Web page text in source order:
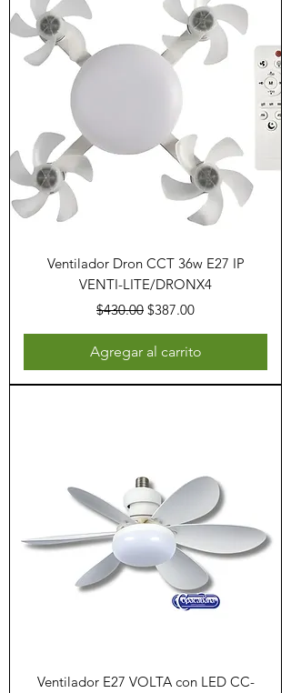
Ventilador Dron CCT 36w E27 IP
VENTI-LITE/DRONX4
Precio
$430.00 Precio de oferta
$387.00
Agregar al carrito
Ventilador E27 VOLTA con LED CC-